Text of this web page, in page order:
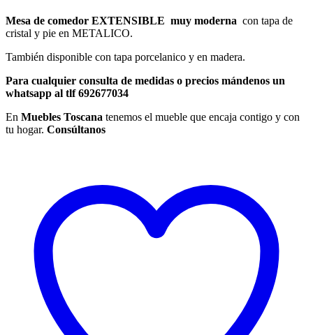
Mesa de comedor EXTENSIBLE muy moderna con tapa de
cristal y pie en METALICO.
También disponible con tapa porcelanico y en madera.
Para cualquier consulta de medidas o precios mándenos un
whatsapp al tlf 692677034
En Muebles Toscana tenemos el mueble que encaja contigo y con
tu hogar. Consúltanos